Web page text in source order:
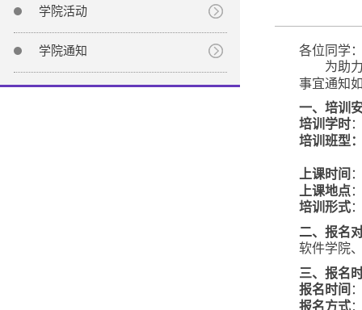
学院活动
学院通知
各位同学
为助
事宜通知
一、培训
培训学时
培训班型
上课时间
上课地点
培训形式
二、报名
软件学院
三、报名
报名时间
报名方式